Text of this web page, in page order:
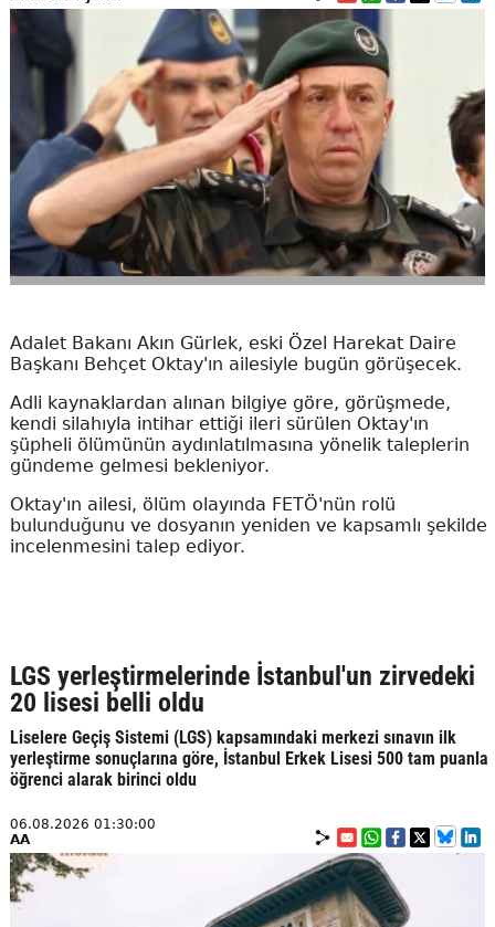
Adalet Bakanı Akın Gürlek, eski Özel Harekat Daire
Başkanı Behçet Oktay'ın ailesiyle bugün görüşecek.
Adli kaynaklardan alınan bilgiye göre, görüşmede,
kendi silahıyla intihar ettiği ileri sürülen Oktay'ın
şüpheli ölümünün aydınlatılmasına yönelik taleplerin
gündeme gelmesi bekleniyor.
Oktay'ın ailesi, ölüm olayında FETÖ'nün rolü
bulunduğunu ve dosyanın yeniden ve kapsamlı şekilde
incelenmesini talep ediyor.
LGS yerleştirmelerinde İstanbul'un zirvedeki
20 lisesi belli oldu
Liselere Geçiş Sistemi (LGS) kapsamındaki merkezi sınavın ilk
yerleştirme sonuçlarına göre, İstanbul Erkek Lisesi 500 tam puanla
öğrenci alarak birinci oldu
06.08.2026 01:30:00
AA